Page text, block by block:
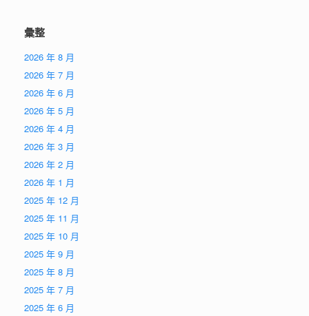
彙整
2026 年 8 月
2026 年 7 月
2026 年 6 月
2026 年 5 月
2026 年 4 月
2026 年 3 月
2026 年 2 月
2026 年 1 月
2025 年 12 月
2025 年 11 月
2025 年 10 月
2025 年 9 月
2025 年 8 月
2025 年 7 月
2025 年 6 月